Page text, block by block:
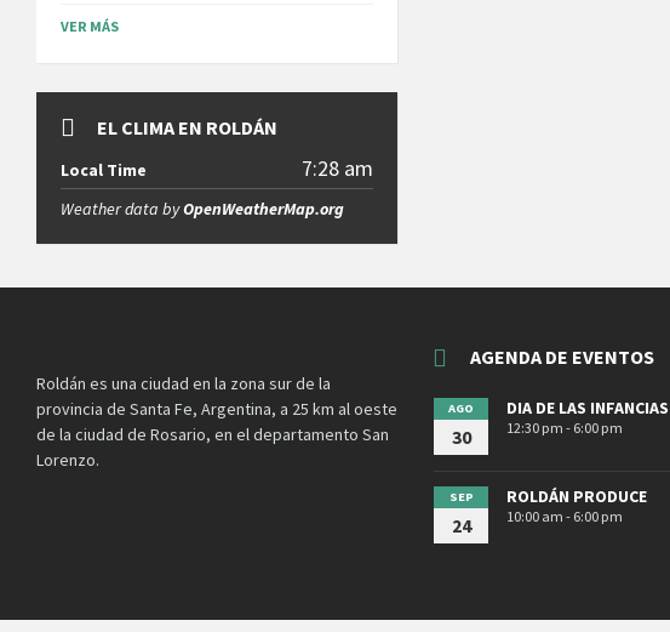
VER MÁS
EL CLIMA EN ROLDÁN
Local Time 7:28 am
Weather data byOpenWeatherMap.org
Roldán es una ciudad en la zona sur de la
provincia de Santa Fe, Argentina, a 25 km al oeste
de la ciudad de Rosario, en el departamento San
Lorenzo.
AGENDA DE EVENTOS
AGO
30
DIA DE LAS INFANCIAS
12:30 pm - 6:00 pm
SEP
24
ROLDÁN PRODUCE
10:00 am - 6:00 pm